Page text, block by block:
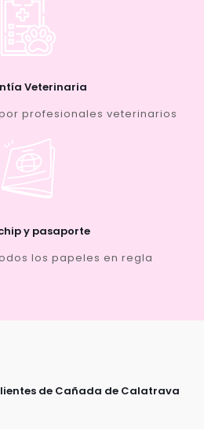
Veterinaria
profesionales veterinarios
y pasaporte
los papeles en regla
de Cañada de Calatrava